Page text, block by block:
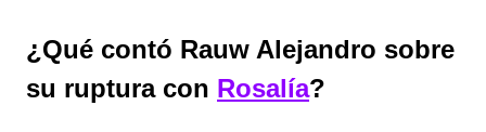
¿Qué contó Rauw Alejandro sobre
su ruptura con Rosalía?